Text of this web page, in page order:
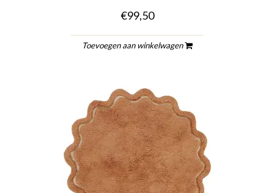
€99,50
Toevoegen aan winkelwagen